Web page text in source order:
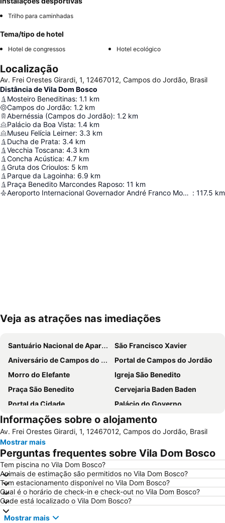
Trilho para caminhadas
Tema/tipo de hotel
Hotel de congressos Hotel ecológico
Localização
Av. Frei Orestes Girardi, 1, 12467012, Campos do Jordão, Brasil
Distância de Vila Dom Bosco
Mosteiro Beneditinas: 1.1 km
Campos do Jordão: 1.2 km
Abernéssia (Campos do Jordão): 1.2 km
Palácio da Boa Vista: 1.4 km
Museu Felícia Leirner: 3.3 km
Ducha de Prata: 3.4 km
Vecchia Toscana: 4.3 km
Concha Acústica: 4.7 km
Gruta dos Crioulos: 5 km
Parque da Lagoinha: 6.9 km
Praça Benedito Marcondes Raposo: 11 km
Aeroporto Internacional Governador André Franco Montoro : 117.5 km
Ampliar mapa
Veja as atrações nas imediações
Santuário Nacional de Aparecida
São Francisco Xavier
Aniversário de Campos do Jordão
Portal de Campos do Jordão
Morro do Elefante
Igreja São Benedito
Praça São Benedito
Cervejaria Baden Baden
Portal da Cidade
Palácio do Governo
Festa do Pinhão
Parque da Floresta Encantada
Teleférico
Parque Estadual - Horto Florestal
Boulevard Geneve
Festival de Fondue
Igreja Nossa Senhora da Saúde
Casa do Papai Noel
Informações sobre o alojamento
Av. Frei Orestes Girardi, 1, 12467012, Campos do Jordão, Brasil
Mostrar mais
Perguntas frequentes sobre Vila Dom Bosco
Tem piscina no Vila Dom Bosco?
Animais de estimação são permitidos no Vila Dom Bosco?
Tem estacionamento disponível no Vila Dom Bosco?
Qual é o horário de check-in e check-out no Vila Dom Bosco?
Onde está localizado o Vila Dom Bosco?
Mostrar mais